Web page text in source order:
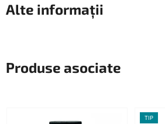
Alte informații
Produse asociate
TIP